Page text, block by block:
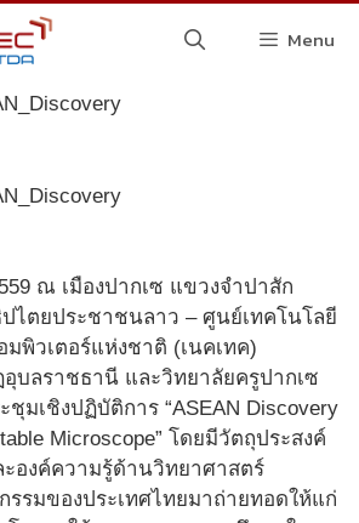
Menu
ณ เมืองปากเซ แขวงจำปาสัก
ไตยประชาชนลาว – ศูนย์เทคโนโลยี
พิวเตอร์แห่งชาติ (เนคเทค)
บลราชธานี และวิทยาลัยครูปากเซ
มเชิงปฏิบัติการ “ASEAN Discovery
Microscope” โดยมีวัตถุประสงค์
ะองค์ความรู้ด้านวิทยาศาสตร์
รรมของประเทศไทยมาถ่ายทอดให้แก่